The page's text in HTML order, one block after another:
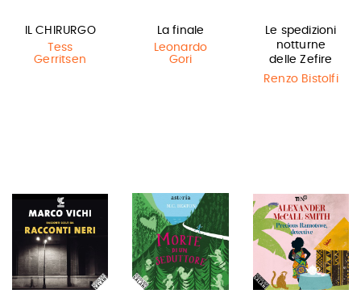
IL CHIRURGO
Tess
Gerritsen
La finale
Leonardo
Gori
Le spedizioni
notturne
delle Zefire
Renzo Bistolfi